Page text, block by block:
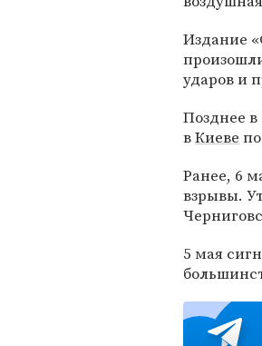
Издание
ударов и
Позднее
вКиеве
Ранее, 6
взрывы.
5 мая